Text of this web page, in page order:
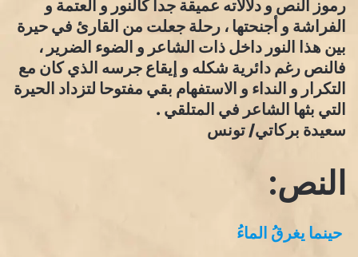
رموز النص و دلالاته عميقة جدا كالنور و العتمة و
الفراشة و أجنحتها ، رحلة جعلت من القارئ في حيرة
بين هذا النور داخل ذات الشاعر و الضوء الضرير ،
فالنص رغم دائرية شكله و إيقاع جرسه الذي كان مع
التكرار و النداء و الاستفهام بقي مفتوحا لتزداد الحيرة
التي بثها الشاعر في المتلقي .
سعيدة بركاتي/ تونس
النص:
حينما يغرقُ الماءُ